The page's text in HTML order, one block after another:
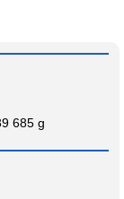
685 g